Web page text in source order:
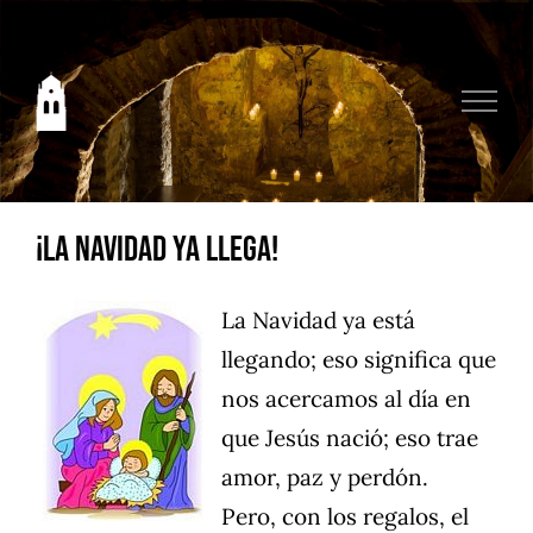
contenido
¡La Navidad ya llega!
La Navidad ya está
llegando; eso significa que
nos acercamos al día en
que Jesús nació; eso trae
amor, paz y perdón.
Pero, con los regalos, el